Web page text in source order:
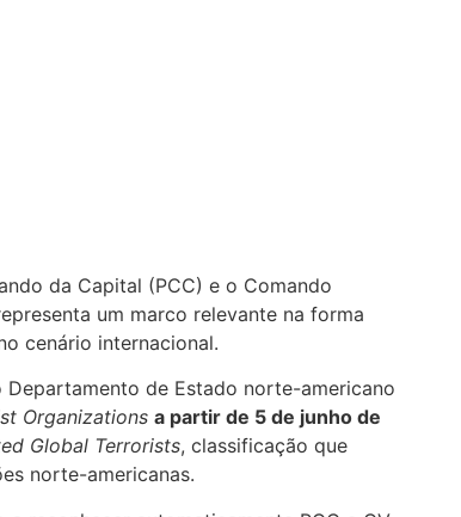
da Capital (PCC) e o Comando
um marco relevante na forma
cenário internacional.
de Estado norte-americano
Organizations a partir de 5 de junho de
Global Terrorists, classificação que
norte-americanas.